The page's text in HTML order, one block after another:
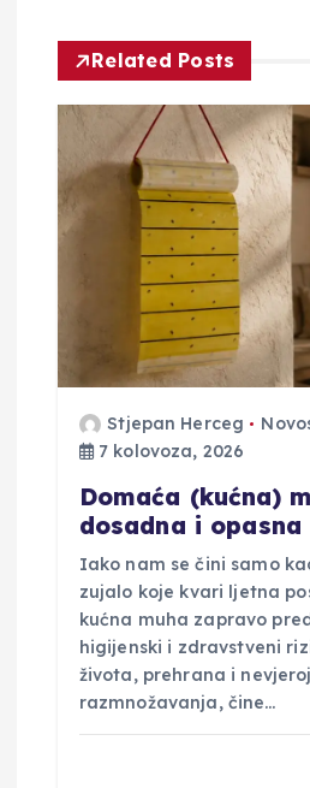
a
o
b
a
Related Posts
Stjepan Herceg
7 kolovoza, 2026
Domaća (kućna)
dosadna i opasna
Iako nam se čini samo
zujalo koje kvari ljetna
kućna muha zapravo
higijenski i zdravstveni
života, prehrana i
razmnožavanja, čine…